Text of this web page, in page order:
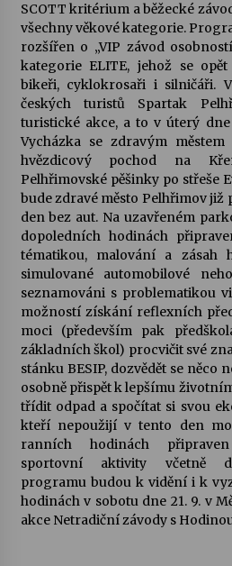
Varhanní recitál
Želiv
3. 7. 2026
Petr Adamec –
30. 6. 2026
SCOTT kritérium a běžecké
všechny věkové kategorie.
rozšířen o „VIP závod
kategorie ELITE, jehož se
bikeři, cyklokrosaři i silničáři.
českých turistů Spartak
turistické akce, a to v úterý
Vycházka se zdravým
hvězdicový pochod na
Pelhřimovské pěšinky po střeše
bude zdravé město Pelhřimov již
den bez aut. Na uzavřeném
dopoledních hodinách
tématikou, malování a zásah
simulované automobilové
seznamováni s problematikou
možností získání reflexních
moci (především pak
základních škol) procvičit své
stánku BESIP, dozvědět se něco
osobně přispět k lepšímu
třídit odpad a spočítat si svou
kteří nepoužijí v tento den
ranních hodinách
sportovní aktivity včetně
programu budou k vidění i k
hodinách v sobotu dne 21. 9. v
akce Netradiční závody s